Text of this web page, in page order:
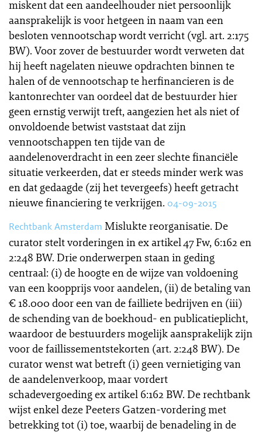
miskent dat een aandeelhouder niet persoonlijk
aansprakelijk is voor hetgeen in naam van een
besloten vennootschap wordt verricht (vgl. art. 2:175
BW). Voor zover de bestuurder wordt verweten dat
hij heeft nagelaten nieuwe opdrachten binnen te
halen of de vennootschap te herfinancieren is de
kantonrechter van oordeel dat de bestuurder hier
geen ernstig verwijt treft, aangezien het als niet of
onvoldoende betwist vaststaat dat zijn
vennootschappen ten tijde van de
aandelenoverdracht in een zeer slechte financiële
situatie verkeerden, dat er steeds minder werk was
en dat gedaagde (zij het tevergeefs) heeft getracht
nieuwe financiering te verkrijgen. 04-09-2015
Rechtbank Amsterdam Mislukte reorganisatie. De
curator stelt vorderingen in ex artikel 47 Fw, 6:162 en
2:248 BW. Drie onderwerpen staan in geding
centraal: (i) de hoogte en de wijze van voldoening
van een koopprijs voor aandelen, (ii) de betaling van
€ 18.000 door een van de failliete bedrijven en (iii)
de schending van de boekhoud- en publicatieplicht,
waardoor de bestuurders mogelijk aansprakelijk zijn
voor de faillissementstekorten (art. 2:248 BW). De
curator wenst wat betreft (i) geen vernietiging van
de aandelenverkoop, maar vordert
schadevergoeding ex artikel 6:162 BW. De rechtbank
wijst enkel deze Peeters Gatzen-vordering met
betrekking tot (i) toe, waarbij de benadeling in de